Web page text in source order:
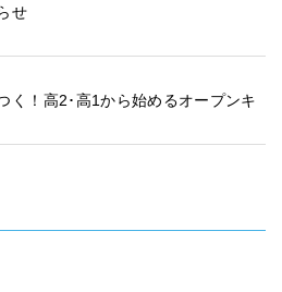
せ
く！高2･高1から始めるオープンキ